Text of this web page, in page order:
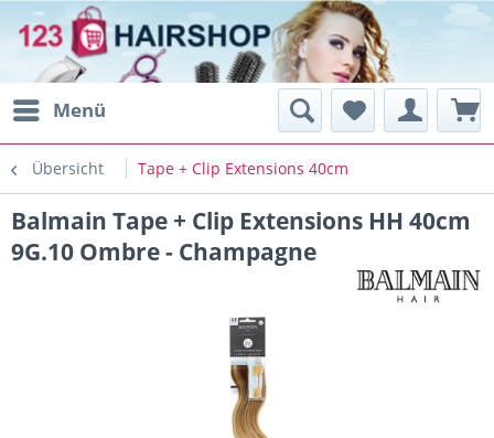
Menü
Übersicht Tape + Clip Extensions 40cm
Balmain Tape + Clip Extensions HH 40cm
9G.10 Ombre - Champagne